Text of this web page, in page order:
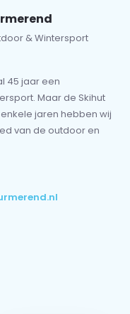
& Wintersport
45 jaar een
Maar de Skihut
jaren hebben wij
van de outdoor en